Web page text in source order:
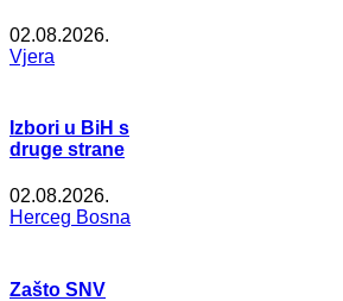
02.08.2026.
Vjera
Izbori u BiH s
druge strane
02.08.2026.
Herceg Bosna
Zašto SNV